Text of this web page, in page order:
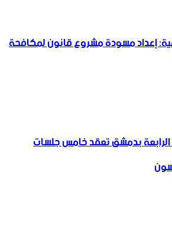
إعداد مسودة مشروع قانون لمكافحة
بدمشق تعقد خامس جلسات